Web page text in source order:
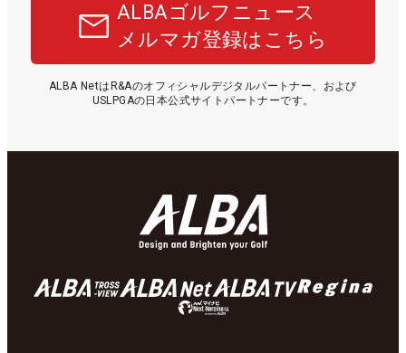
ALBAゴルフニュース
メルマガ登録はこちら
ALBA NetはR&Aのオフィシャルデジタルパートナー、および
USLPGAの日本公式サイトパートナーです。